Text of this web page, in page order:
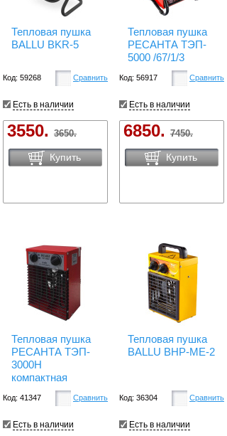
Тепловая пушка
BALLU BKR-5
Код: 59268 Сравнить
Есть в наличии
3550. 3650.
Купить
Тепловая пушка
РЕСАНТА ТЭП-
5000 /67/1/3
Код: 56917 Сравнить
Есть в наличии
6850. 7450.
Купить
Тепловая пушка
РЕСАНТА ТЭП-
3000Н
компактная
Код: 41347 Сравнить
Есть в наличии
Тепловая пушка
BALLU BHP-ME-2
Код: 36304 Сравнить
Есть в наличии